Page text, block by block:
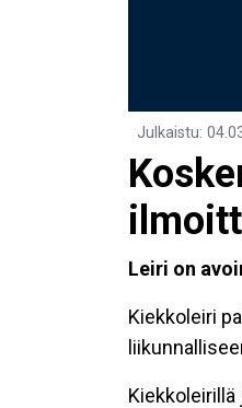
Julkaistu:
Leiri on
Kiekkoleiri